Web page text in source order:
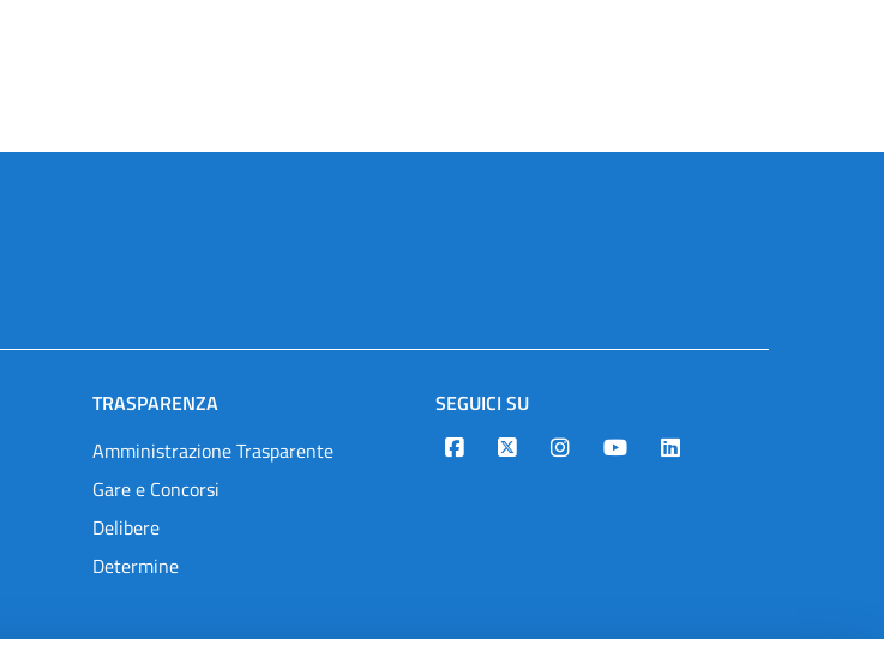
TRASPARENZA
Amministrazione Trasparente
Gare e Concorsi
Delibere
Determine
SEGUICI SU
Designers Italia
TwitterInstagramYoutubeLinkedin